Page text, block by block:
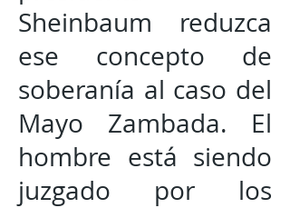
Sheinbaum reduzca
ese concepto de
soberanía al caso del
Mayo Zambada. El
hombre está siendo
juzgado por los